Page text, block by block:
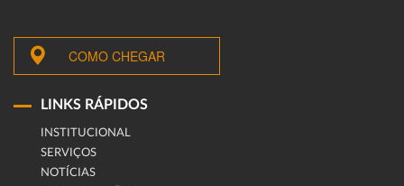
COMO CHEGAR
LINKS RÁPIDOS
INSTITUCIONAL
SERVIÇOS
NOTÍCIAS